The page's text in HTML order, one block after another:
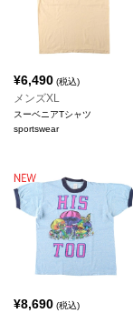
¥6,490 (税込)
メンズXL
スーベニアTシャツ
sportswear
¥8,690 (税込)